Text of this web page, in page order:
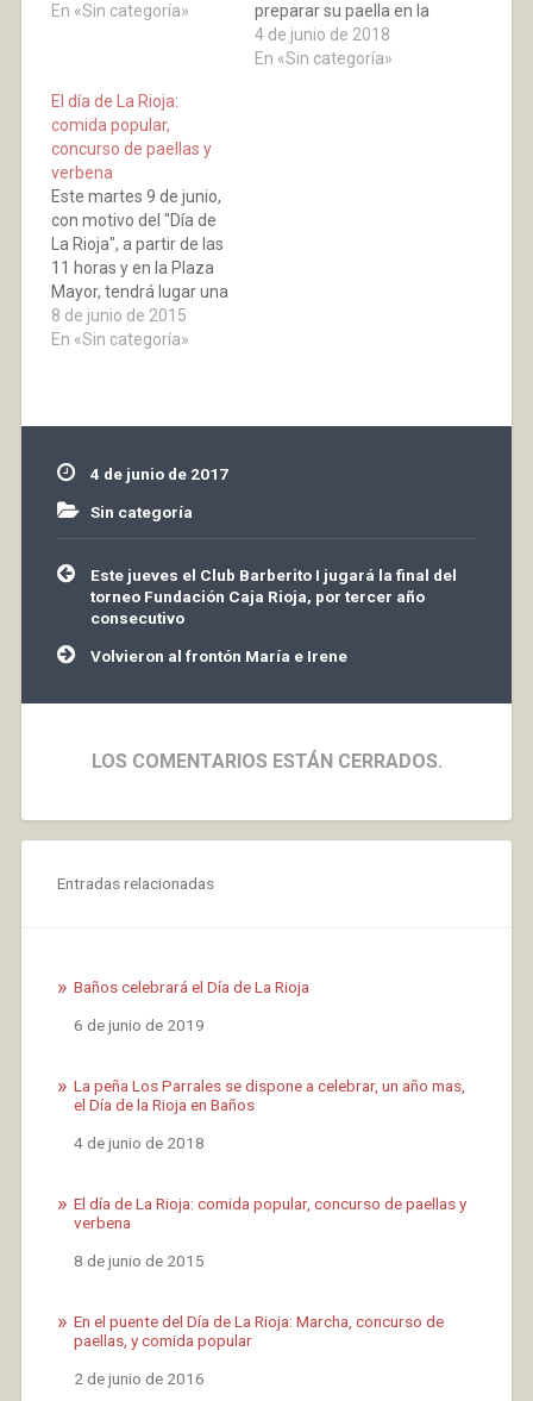
el local del
cada cuadrilla. A partir
de las 12:00 h. hasta las
14:00 h. concurso…
En «Sin categoría»
preparar su paella en la
Plaza del Rosario. A
partir de las 11:30 h.
4 de junio de 2018
En «Sin categoría»
El día de La Rioja:
comida popular,
concurso de paellas y
verbena
Este martes 9 de junio,
con motivo del "Día de
La Rioja", a partir de las
11 horas y en la Plaza
Mayor, tendrá lugar una
comida popular que
incluye además un
disfrutar de este día.…
8 de junio de 2015
En «Sin categoría»
4 de junio de 2017
Sin categoría
Navegación
de
entradas
Este jueves el Club Barberito I jugará la final del
torneo Fundación Caja Rioja, por tercer año
consecutivo
Volvieron al frontón María e Irene
LOS COMENTARIOS ESTÁN CERRADOS.
Entradas relacionadas
Baños celebrará el Día de La Rioja
Fecha
6 de junio de 2019
La peña Los Parrales se dispone a celebrar, un año mas,
el Día de la Rioja en Baños
Fecha
4 de junio de 2018
El día de La Rioja: comida popular, concurso de paellas y
verbena
Fecha
8 de junio de 2015
En el puente del Día de La Rioja: Marcha, concurso de
paellas, y comida popular
Fecha
2 de junio de 2016